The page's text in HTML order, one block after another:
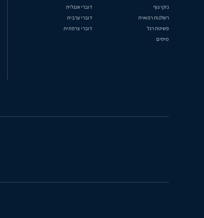
נזקי גוף
דוברי אנגלית
רשלנות רפואית
דוברי ערבית
פשיטת רגל
דוברי צרפתית
מיסים